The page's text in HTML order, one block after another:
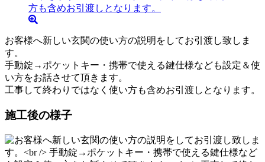
お客様へ新しい玄関の使い方の説明をしてお引渡し致しま
す。
手動錠→ポケットキー・携帯で使える鍵仕様なども設定＆使
い方をお話させて頂きます。
工事して終わりではなく使い方も含めお引渡しとなります。
施工後の様子